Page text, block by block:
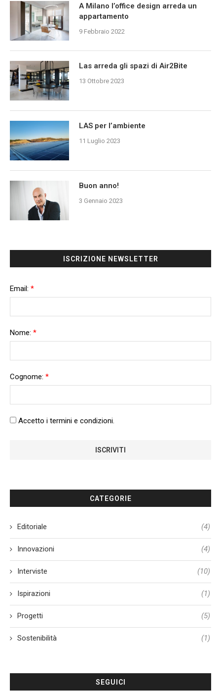
A Milano l’office design arreda un
appartamento
9 Febbraio 2022
Las arreda gli spazi di Air2Bite
13 Ottobre 2023
LAS per l’ambiente
11 Luglio 2023
Buon anno!
3 Gennaio 2023
ISCRIZIONE NEWSLETTER
Email: *
Nome: *
Cognome: *
Accetto i termini e condizioni.
CATEGORIE
Editoriale (4)
Innovazioni (4)
Interviste (10)
Ispirazioni (1)
Progetti (5)
Sostenibilità (1)
SEGUICI